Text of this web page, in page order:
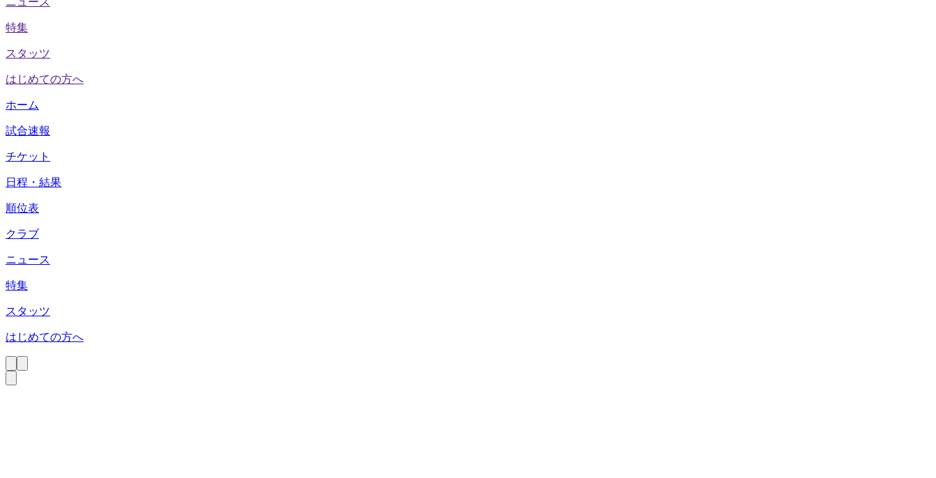
特集
スタッツ
はじめての方へ
ホーム
試合速報
チケット
日程・結果
順位表
クラブ
ニュース
特集
スタッツ
はじめての方へ